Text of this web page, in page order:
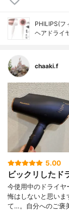
PHILIPS(フ
ヘアドライ
chaaki.f
5.00
ビックリしたド
今使用中のドライヤ
悔はしないと思い
て…。自分へのご褒